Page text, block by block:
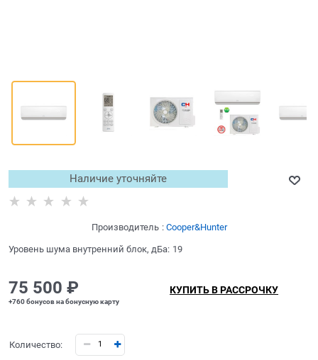
Наличие уточняйте
Производитель : Cooper&Hunter
Уровень шума внутренний блок, дБа: 19
75 500 ₽
+760 бонусов на бонусную карту
КУПИТЬ В РАССРОЧКУ
Количество: